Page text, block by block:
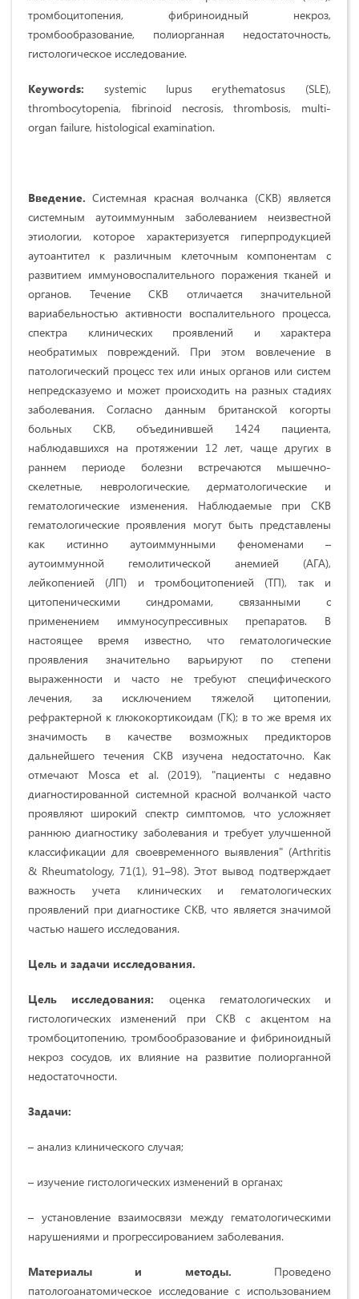
тромбоцитопения, фибриноидный некроз,
тромбообразование, полиорганная недостаточность,
гистологическое исследование.
Keywords: systemic lupus erythematosus (SLE),
thrombocytopenia, fibrinoid necrosis, thrombosis, multi-
organ failure, histological examination.
Введение. Системная красная волчанка (СКВ) является
системным аутоиммунным заболеванием неизвестной
этиологии, которое характеризуется гиперпродукцией
аутоантител к различным клеточным компонентам с
развитием иммуновоспалительного поражения тканей и
органов. Течение СКВ отличается значительной
вариабельностью активности воспалительного процесса,
спектра клинических проявлений и характера
необратимых повреждений. При этом вовлечение в
патологический процесс тех или иных органов или систем
непредсказуемо и может происходить на разных стадиях
заболевания. Согласно данным британской когорты
больных СКВ, объединившей 1424 пациента,
наблюдавшихся на протяжении 12 лет, чаще других в
раннем периоде болезни встречаются мышечно-
скелетные, неврологические, дерматологические и
гематологические изменения. Наблюдаемые при СКВ
гематологические проявления могут быть представлены
как истинно аутоиммунными феноменами –
аутоиммунной гемолитической анемией (АГА),
лейкопенией (ЛП) и тромбоцитопенией (ТП), так и
цитопеническими синдромами, связанными с
применением иммуносупрессивных препаратов. В
настоящее время известно, что гематологические
проявления значительно варьируют по степени
выраженности и часто не требуют специфического
лечения, за исключением тяжелой цитопении,
рефрактерной к глюкокортикоидам (ГК); в то же время их
значимость в качестве возможных предикторов
дальнейшего течения СКВ изучена недостаточно. Как
отмечают Mosca et al. (2019), "пациенты с недавно
диагностированной системной красной волчанкой часто
проявляют широкий спектр симптомов, что усложняет
раннюю диагностику заболевания и требует улучшенной
классификации для своевременного выявления" (Arthritis
& Rheumatology, 71(1), 91–98). Этот вывод подтверждает
важность учета клинических и гематологических
проявлений при диагностике СКВ, что является значимой
частью нашего исследования.
Цель и задачи исследования.
Цель исследования: оценка гематологических и
гистологических изменений при СКВ с акцентом на
тромбоцитопению, тромбообразование и фибриноидный
некроз сосудов, их влияние на развитие полиорганной
недостаточности.
Задачи:
– анализ клинического случая;
– изучение гистологических изменений в органах;
– установление взаимосвязи между гематологическими
нарушениями и прогрессированием заболевания.
Материалы и методы. Проведено
патологоанатомическое исследование с использованием